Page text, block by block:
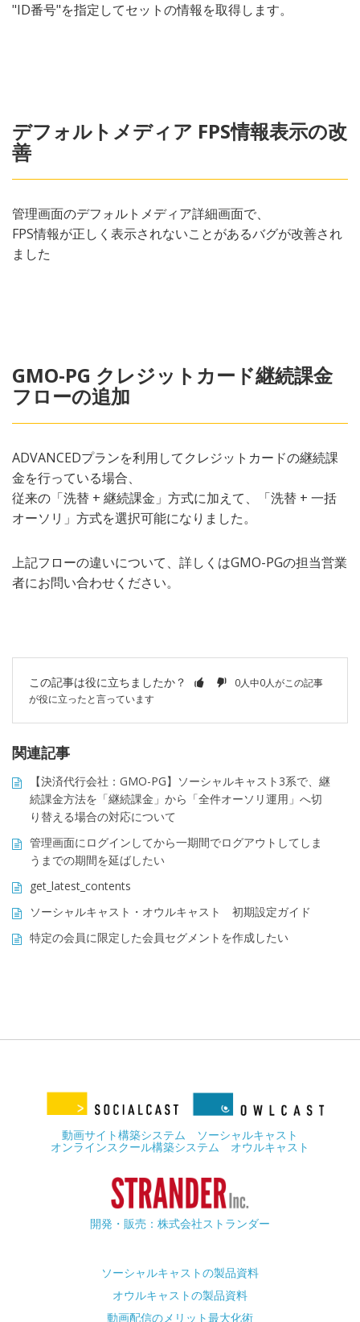
"ID番号"を指定してセットの情報を取得します。
デフォルトメディア FPS情報表示の改
善
管理画面のデフォルトメディア詳細画面で、
FPS情報が正しく表示されないことがあるバグが改善され
ました
GMO-PG クレジットカード継続課金
フローの追加
ADVANCEDプランを利用してクレジットカードの継続課
金を行っている場合、
従来の「洗替 + 継続課金」方式に加えて、「洗替 + 一括
オーソリ」方式を選択可能になりました。
上記フローの違いについて、詳しくはGMO-PGの担当営業
者にお問い合わせください。
この記事は役に立ちましたか？
0人中0人がこの記事
が役に立ったと言っています
関連記事
【決済代行会社：GMO-PG】ソーシャルキャスト3系で、継
続課金方法を「継続課金」から「全件オーソリ運用」へ切
り替える場合の対応について
管理画面にログインしてから一期間でログアウトしてしま
うまでの期間を延ばしたい
get_latest_contents
ソーシャルキャスト・オウルキャスト 初期設定ガイド
特定の会員に限定した会員セグメントを作成したい
動画サイト構築システム ソーシャルキャスト
オンラインスクール構築システム オウルキャスト
開発・販売：株式会社ストランダー
ソーシャルキャストの製品資料
オウルキャストの製品資料
動画配信のメリット最大化術